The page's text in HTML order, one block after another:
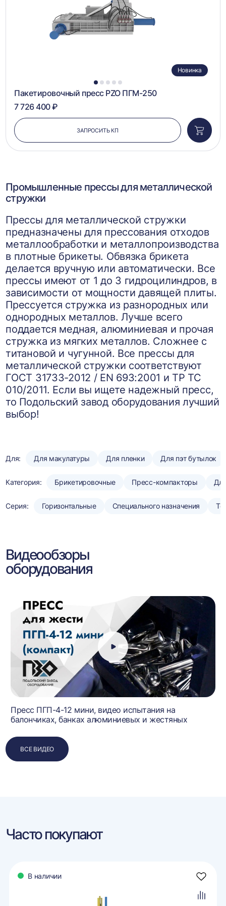
1 2 3 4 5
Новинка
Пакетировочный пресс PZO ПГМ-250
7 726 400 ₽
ЗАПРОСИТЬ КП
в
Промышленные прессы для металлической
стружки
Прессы для металлической стружки
предназначены для прессования отходов
металлообработки и металлопроизводства
в плотные брикеты. Обвязка брикета
делается вручную или автоматически. Все
прессы имеют от 1 до 3 гидроцилиндров, в
зависимости от мощности давящей плиты.
Прессуется стружка из разнородных или
однородных металлов. Лучше всего
поддается медная, алюминиевая и прочая
стружка из мягких металлов. Сложнее с
титановой и чугунной. Все прессы для
металлической стружки соответствуют
ГОСТ 31733-2012 / EN 693:2001 и ТР ТС
010/2011. Если вы ищете надежный пресс,
то Подольский завод оборудования лучший
выбор!
Для: Для макулатуры Для пленки Для пэт бутылок
Категория: Брикетировочные Пресс-компакторы
Серия: Горизонтальные Специального назначения
Видеообзоры
оборудования
Пресс ПГП-4-12 мини, видео испытания на
балончиках, банках алюминиевых и жестяных
ВСЕ ВИДЕО
Часто покупают
В наличии